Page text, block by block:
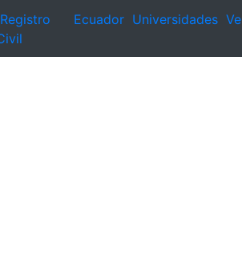
Registro
Ecuador Universidades